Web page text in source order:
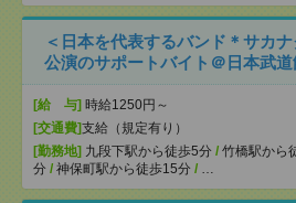
＜日本を代表するバンド＊サカ
公演のサポートバイト＠日本武
[給 与] 時給1250円～
[交通費]支給（規定有り）
[勤務地] 九段下駅から徒歩5分 / 竹橋駅から
分 / 神保町駅から徒歩15分 / …